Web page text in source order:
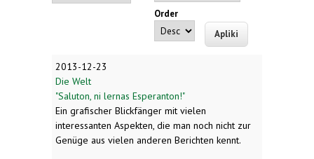
Order
2013-12-23
Die Welt
"Saluton, ni lernas Esperanton!"
Ein grafischer Blickfänger mit vielen
interessanten Aspekten, die man noch nicht zur
Genüge aus vielen anderen Berichten kennt.